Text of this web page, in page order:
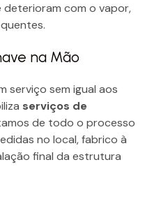
com o vapor,
na Mão
serviço sem igual aos
serviços de
de todo o processo
no local, fabrico à
final da estrutura